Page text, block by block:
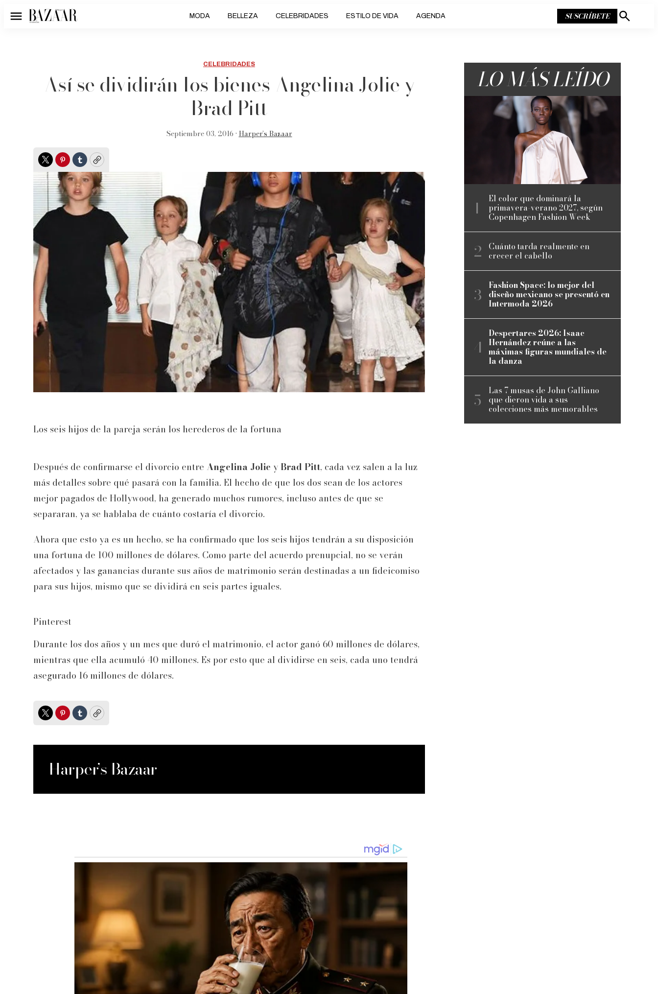
Menú MODA BELLEZA CELEBRIDADES ESTILO DE VIDA AGENDA SUSCRÍBETE
Mostrar
CELEBRIDADES
Así se dividirán los bienes Angelina Jolie y
Brad Pitt
Septiembre 03, 2016 • Harper’s Bazaar
TwitterPinterest
TumblrCopy
Los seis hijos de la pareja serán los herederos de la fortuna
Después de confirmarse el divorcio entre Angelina Jolie yBrad Pitt, cada vez salen a la luz
más detalles sobre qué pasará con la familia. El hecho de que los dos sean de los actores
mejor pagados de Hollywood, ha generado muchos rumores, incluso antes de que se
separaran, ya se hablaba de cuánto costaría el divorcio.
Ahora que esto ya es un hecho, se ha confirmado que los seis hijos tendrán a su disposición
una fortuna de 100 millones de dólares. Como parte del acuerdo prenupcial, no se verán
afectados y las ganancias durante sus años de matrimonio serán destinadas a un fideicomiso
para sus hijos, mismo que se dividirá en seis partes iguales.
Pinterest
Durante los dos años y un mes que duró el matrimonio, el actor ganó 60 millones de dólares,
mientras que ella acumuló 40 millones. Es por esto que al dividirse en seis, cada uno tendrá
asegurado 16 millones de dólares.
TwitterPinterest
TumblrCopy
Harper’s Bazaar
LO MÁS LEÍDO
El color que dominará la
primavera-verano 2027, según
Copenhagen Fashion Week
Cuánto tarda realmente en
crecer el cabello
Fashion Space: lo mejor del
diseño mexicano se presentó en
Intermoda 2026
Despertares 2026: Isaac
Hernández reúne a las
máximas figuras mundiales de
la danza
Las 7 musas de John Galliano
que dieron vida a sus
colecciones más memorables